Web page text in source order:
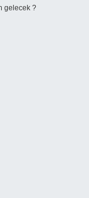
gelecek ?